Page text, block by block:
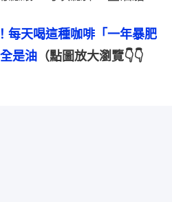
每天喝這種咖啡「一年暴肥
是油 （點圖放大瀏覽👇👇